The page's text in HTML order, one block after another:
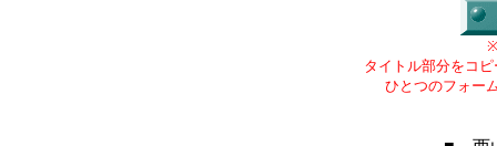
タイトル部分をコ
ひとつのフォー